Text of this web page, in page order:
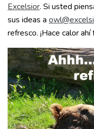
Excelsior. Si usted
sus ideas a
refresco. ¡Hace calor ahí